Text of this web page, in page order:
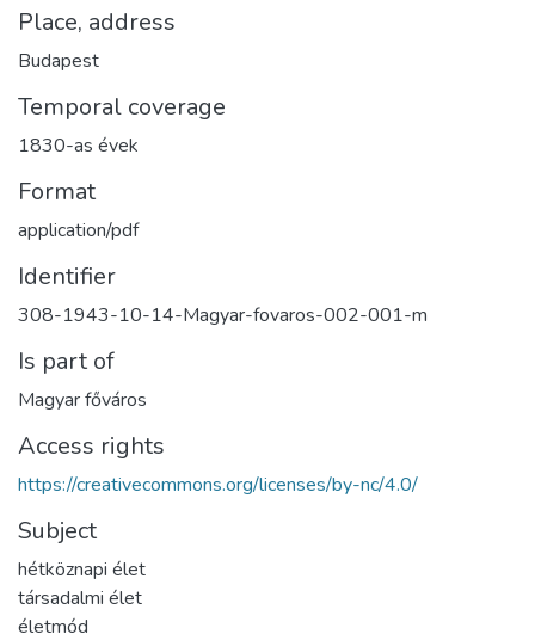
Place, address
Budapest
Temporal coverage
1830-as évek
Format
application/pdf
Identifier
308-1943-10-14-Magyar-fovaros-002-001-m
Is part of
Magyar főváros
Access rights
https://creativecommons.org/licenses/by-nc/4.0/
Subject
hétköznapi élet
társadalmi élet
életmód